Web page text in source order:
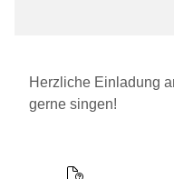
Herzliche Einladung
gerne singen!